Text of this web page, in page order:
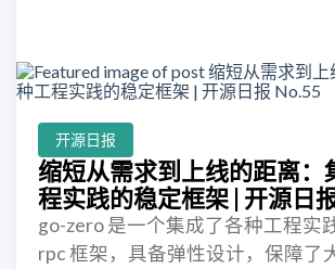
开源日报
缩短从需求到上线的距离：
程实践的稳定框架 | 开源日
go-zero 是一个集成了各种工程实
rpc 框架，具备弹性设计，保障了